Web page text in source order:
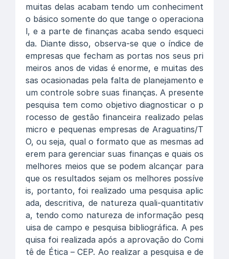
muitas delas acabam tendo um conheciment
o básico somente do que tange o operaciona
l, e a parte de finanças acaba sendo esqueci
da. Diante disso, observa-se que o índice de
empresas que fecham as portas nos seus pri
meiros anos de vidas é enorme, e muitas des
sas ocasionadas pela falta de planejamento e
um controle sobre suas finanças. A presente
pesquisa tem como objetivo diagnosticar o p
rocesso de gestão financeira realizado pelas
micro e pequenas empresas de Araguatins/T
O, ou seja, qual o formato que as mesmas ad
erem para gerenciar suas finanças e quais os
melhores meios que se podem alcançar para
que os resultados sejam os melhores possíve
is, portanto, foi realizado uma pesquisa aplic
ada, descritiva, de natureza quali-quantitativ
a, tendo como natureza de informação pesq
uisa de campo e pesquisa bibliográfica. A pes
quisa foi realizada após a aprovação do Comi
tê de Ética – CEP. Ao realizar a pesquisa e de